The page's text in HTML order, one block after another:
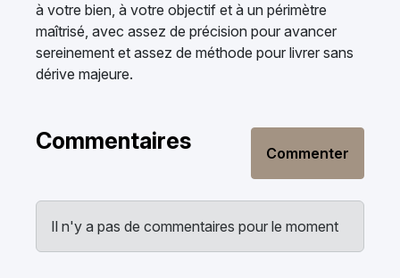
à votre bien, à votre objectif et à un périmètre
maîtrisé, avec assez de précision pour avancer
sereinement et assez de méthode pour livrer sans
dérive majeure.
Commentaires Commenter
Il n'y a pas de commentaires pour le moment